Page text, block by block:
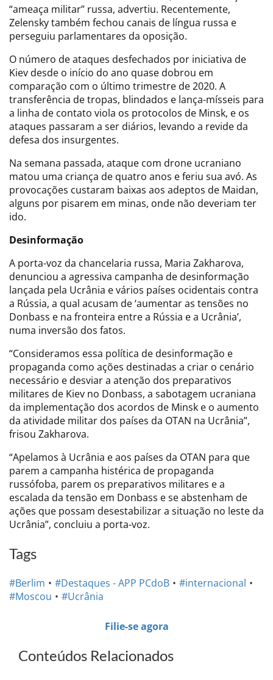
“ameaça militar” russa, advertiu. Recentemente,
Zelensky também fechou canais de língua russa e
perseguiu parlamentares da oposição.
O número de ataques desfechados por iniciativa de
Kiev desde o início do ano quase dobrou em
comparação com o último trimestre de 2020. A
transferência de tropas, blindados e lança-mísseis para
a linha de contato viola os protocolos de Minsk, e os
ataques passaram a ser diários, levando a revide da
defesa dos insurgentes.
Na semana passada, ataque com drone ucraniano
matou uma criança de quatro anos e feriu sua avó. As
provocações custaram baixas aos adeptos de Maidan,
alguns por pisarem em minas, onde não deveriam ter
ido.
Desinformação
A porta-voz da chancelaria russa, Maria Zakharova,
denunciou a agressiva campanha de desinformação
lançada pela Ucrânia e vários países ocidentais contra
a Rússia, a qual acusam de ‘aumentar as tensões no
Donbass e na fronteira entre a Rússia e a Ucrânia’,
numa inversão dos fatos.
“Consideramos essa política de desinformação e
propaganda como ações destinadas a criar o cenário
necessário e desviar a atenção dos preparativos
militares de Kiev no Donbass, a sabotagem ucraniana
da implementação dos acordos de Minsk e o aumento
da atividade militar dos países da OTAN na Ucrânia”,
frisou Zakharova.
“Apelamos à Ucrânia e aos países da OTAN para que
parem a campanha histérica de propaganda
russófoba, parem os preparativos militares e a
escalada da tensão em Donbass e se abstenham de
ações que possam desestabilizar a situação no leste da
Ucrânia”, concluiu a porta-voz.
Tags
#Berlim #Destaques - APP PCdoB
#internacional
#Moscou
#Ucrânia
Filie-se agora
Conteúdos Relacionados